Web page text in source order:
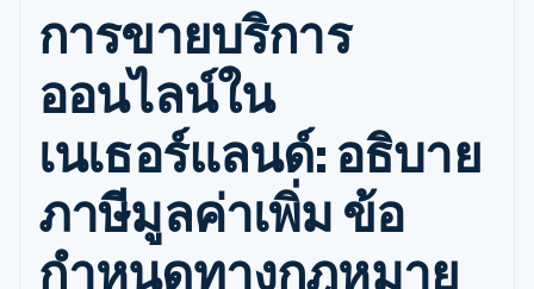
ออนไลน์
Payment links
การชำระเงิน
เขียนโค้ด
Checkout
UI การชำระ
เงินสำเร็จรูป
Elements
องค์ประกอบ UI
ที่ยืดหยุ่น
วิธีการชำระ
รายรับตาม
แบบแผนล่วง
หน้า
Metronome
การเรียกเก็บ
ใช้งาน
การชำระเงิน
ตามรอบบิล
การจัดการ
การชำระเงิน
ตามรอบบิล
Invoicing
ครั้งเดียวหรือ
ตามแบบแผน
ให้กับ
บุคคลที่
สาม
ตามกรณีใช้งาน
การค้าแบบใช้เอเจนต์
อีคอมเมิร์ซ
บริการทางการเงินที่ผสาน
รวมในตัว
การทำงานอัตโนมัติด้าน
ธุรกิจทั่วโลก
ไลบรารีและ SDK
Stripe Apps
คู่มือ
รับการชำระเงินออนไลน์
ติดตั้งใช้งานการชำระเงิน
สำเร็จรูป
มาร์เก็ตเพลส
คู่มือ
การสนับสนุน
รับการสนับสนุน
แพ็กเกจการสนับสนุนที่ได้
รับการจัดการ
บริการเฉพาะทาง
การขายบริการ
ออนไลน์ใน
เนเธอร์แลนด์: อธิบาย
ภาษีมูลค่าเพิ่ม ข้อ
กำหนดทางกฎหมาย